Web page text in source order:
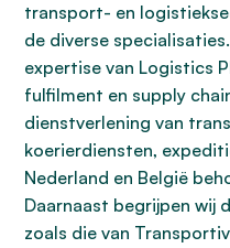
transport- en
de diverse
expertise van Logistics
fulfilment en supply
dienstverlening van
koerierdiensten,
Nederland en België
Daarnaast begrijpen wij
zoals die van